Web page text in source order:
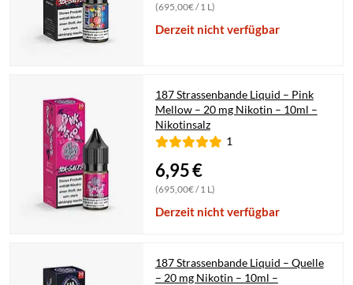
(695,00€ / 1 L)
Derzeit nicht verfügbar
187 Strassenbande Liquid – Pink
Mellow – 20 mg Nikotin – 10ml –
Nikotinsalz
1
6,95€
(695,00€ / 1 L)
Derzeit nicht verfügbar
187 Strassenbande Liquid – Quelle
– 20 mg Nikotin – 10ml –